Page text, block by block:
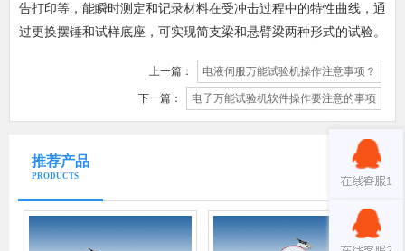
告打印等，能瞬时测定和记录材料在受冲击过程中的特性曲线，通
过更换摆锤和试样底座，可实现简支梁和悬臂梁两种形式的试验。
上一篇： 电液伺服万能试验机操作注意事项？
下一篇： 电子万能试验机软件操作要注意的事项
推荐产品
PRODUCTS